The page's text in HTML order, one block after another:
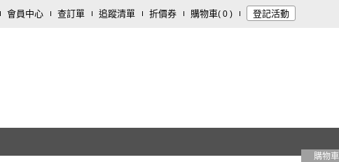
會員中心 查訂單 追蹤清單 折價券 購物車( 0 ) 登記活動
購物車